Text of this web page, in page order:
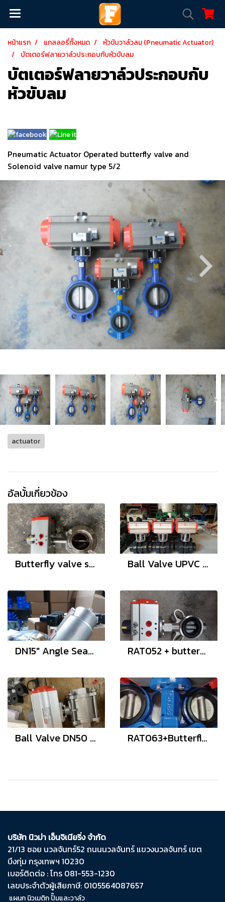
หน้าแรก แกลลอรี่ทั้งหมด
หัวขับวาล์วลม (Pneumatic Actuator)
บัตเตอร์ฟลายวาล์วประกอบกับหัวขับลม
บัตเตอร์ฟลายวาล์วประกอบกับ
หัวขับลม
Pneumatic Actuator Operated butterfly valve and
Solenoid valve namur type 5/2
actuator
อัลบั้มเกี่ยวข้อง
Butterfly valve sanitary clamp ferrule seat VITON clamp ferrule Viton Gasket Ball Valve UPVC ประกอบหัวขับลม
DN15" Angle Seat Valve RAT052 + butterfly valves
Ball Valve DN50 pneumatic actuators RAT063 RAT063+Butterfly Valve 2.5 "
บริษัท นิวม่า เอ็นจิเนียริ่ง จำกัด
21/13 ซอย นวลจันทร์​52 ถนน​นวลจันทร์​ แขวง​นวลจันทร์​ เขต​
บึงกุ่ม​ กรุงเทพฯ​ 10230
เบอร์ติดต่อ : โทร 081-553-1230
เลขประจำตัวผู้เสียภาษี: 0105564087657
แผนก นิวเมติก ปั๊มและวาล์ว